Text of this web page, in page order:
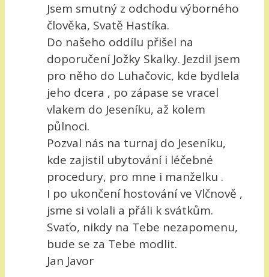
Jsem smutný z odchodu výborného
člověka, Svatě Hastíka.
Do našeho oddílu přišel na
doporučení Jožky Skalky. Jezdil jsem
pro něho do Luhačovic, kde bydlela
jeho dcera , po zápase se vracel
vlakem do Jeseníku, až kolem
půlnoci.
Pozval nás na turnaj do Jeseníku,
kde zajistil ubytování i léčebné
procedury, pro mne i manželku .
I po ukončení hostování ve Vlčnově ,
jsme si volali a přáli k svátkům.
Svaťo, nikdy na Tebe nezapomenu,
bude se za Tebe modlit.
Jan Javor